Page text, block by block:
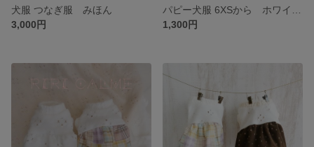
犬服 つなぎ服 みほん
3,000円
1,300円